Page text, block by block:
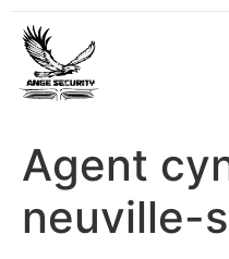
Agent
neuville-